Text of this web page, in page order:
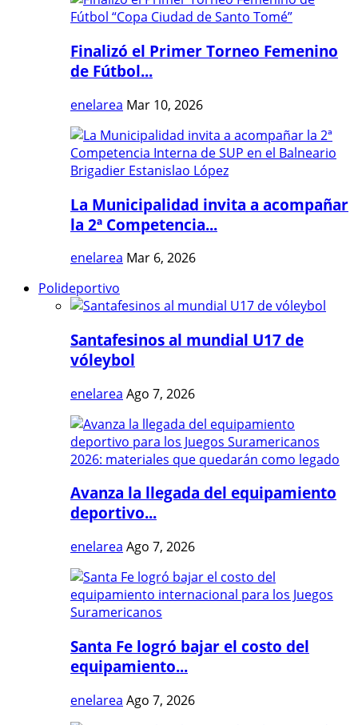
Finalizó el Primer Torneo Femenino
de Fútbol...
enelarea Mar 10, 2026
La Municipalidad invita a acompañar
la 2ª Competencia...
enelarea Mar 6, 2026
Polideportivo
Santafesinos al mundial U17 de
vóleybol
enelarea Ago 7, 2026
Avanza la llegada del equipamiento
deportivo...
enelarea Ago 7, 2026
Santa Fe logró bajar el costo del
equipamiento...
enelarea Ago 7, 2026